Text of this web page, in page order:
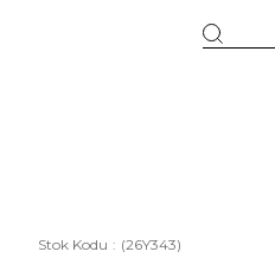
Stok Kodu (26Y343)